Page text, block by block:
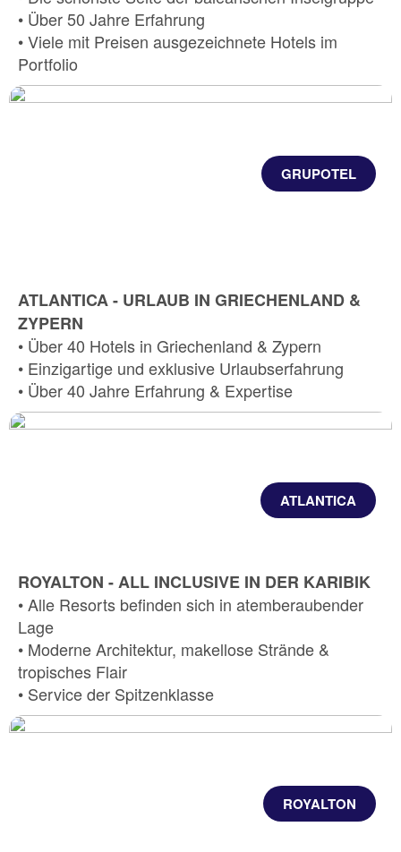
• Über 50 Jahre Erfahrung
• Viele mit Preisen ausgezeichnete Hotels im
Portfolio
GRUPOTEL
ATLANTICA - URLAUB IN GRIECHENLAND &
ZYPERN
• Über 40 Hotels in Griechenland & Zypern
• Einzigartige und exklusive Urlaubserfahrung
• Über 40 Jahre Erfahrung & Expertise
ATLANTICA
ROYALTON - ALL INCLUSIVE IN DER KARIBIK
• Alle Resorts befinden sich in atemberaubender
Lage
• Moderne Architektur, makellose Strände &
tropisches Flair
• Service der Spitzenklasse
ROYALTON